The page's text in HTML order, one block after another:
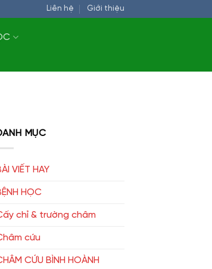
Liên hệ Giới thiệu
MỤC
VIẾT HAY
HỌC
chỉ & trường châm
cứu
CỨU BÌNH HOÀNH